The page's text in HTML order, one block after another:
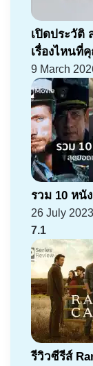
เปิดประวัติ
เรื่องไหน
9 March
รวม 10 หนั
26 July 2023
7.1
รีวิวซีรีส์